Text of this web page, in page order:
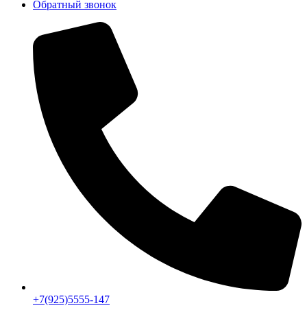
Обратный звонок
+7(925)5555-147